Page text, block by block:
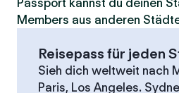
Passport kannst du deinen
Members aus anderen
Reisepass für jeden
Sieh dich weltweit nach
Paris, Los Angeles.